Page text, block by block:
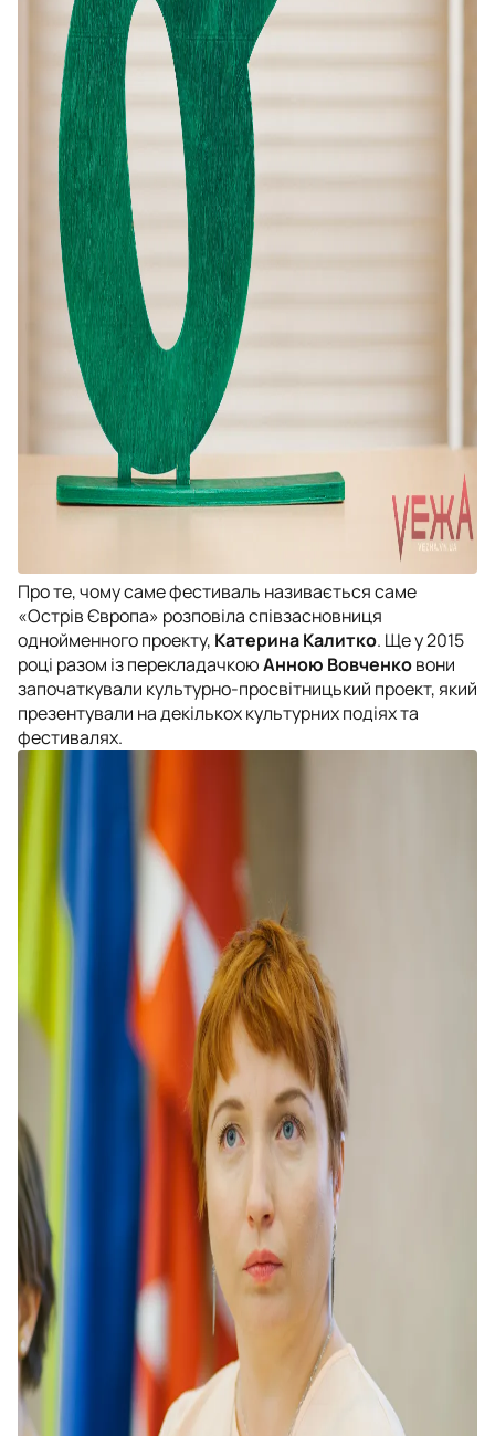
Про те, чому саме фестиваль називається саме
«Острів Європа» розповіла співзасновниця
однойменного проекту, Катерина Калитко. Ще у 2015
році разом із перекладачкоюАнною Вовченковони
започаткували культурно-просвітницький проект, який
презентували на декількох культурних подіях та
фестивалях.